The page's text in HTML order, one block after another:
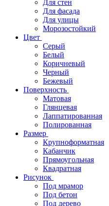
Для стен
Для фасада
Для улицы
Морозостойкий
Цвет
Серый
Белый
Коричневый
Черный
Бежевый
Поверхность
Матовая
Глянцевая
Лаппатированная
Полированная
Размер
Крупноформатная
Кабанчик
Прямоугольная
Квадратная
Рисунок
Под мрамор
Под бетон
Под дерево